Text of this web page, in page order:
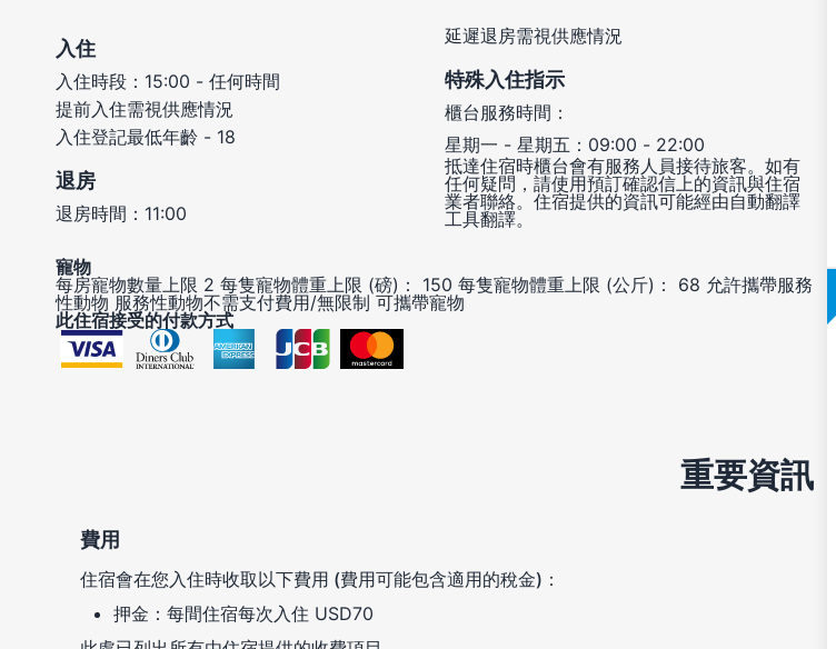
入住
入住時段：15:00 - 任何時間
提前入住需視供應情況
入住登記最低年齡 - 18
退房
退房時間：11:00
延遲退房需視供應情況
特殊入住指示
櫃台服務時間：
星期一 - 星期五：09:00 - 22:00
抵達住宿時櫃台會有服務人員接待旅客。如有
任何疑問，請使用預訂確認信上的資訊與住宿
業者聯絡。住宿提供的資訊可能經由自動翻譯
工具翻譯。
寵物
每房寵物數量上限 2 每隻寵物體重上限 (磅)： 150 每隻寵物體重上限 (公斤)： 68 允許攜帶服務
性動物 服務性動物不需支付費用/無限制 可攜帶寵物
此住宿接受的付款方式
重要資訊
費用
住宿會在您入住時收取以下費用 (費用可能包含適用的稅金)：
押金：每間住宿每次入住 USD70